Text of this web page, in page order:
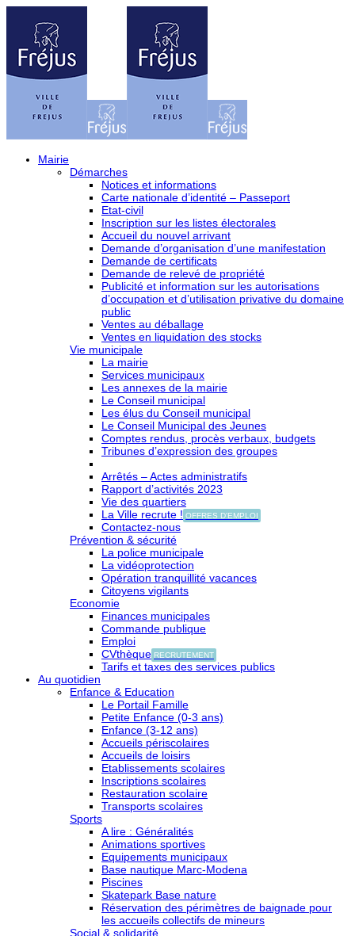
Mairie
Démarches
Notices et informations
Carte nationale d’identité – Passeport
Etat-civil
Inscription sur les listes électorales
Accueil du nouvel arrivant
Demande d’organisation d’une manifestation
Demande de certificats
Demande de relevé de propriété
Publicité et information sur les autorisations
d’occupation et d’utilisation privative du domaine
public
Ventes au déballage
Ventes en liquidation des stocks
Vie municipale
La mairie
Services municipaux
Les annexes de la mairie
Le Conseil municipal
Les élus du Conseil municipal
Le Conseil Municipal des Jeunes
Comptes rendus, procès verbaux, budgets
Tribunes d’expression des groupes
Arrêtés – Actes administratifs
Rapport d’activités 2023
Vie des quartiers
La Ville recrute ! OFFRES D'EMPLOI
Contactez-nous
Prévention & sécurité
La police municipale
La vidéoprotection
Opération tranquillité vacances
Citoyens vigilants
Economie
Finances municipales
Commande publique
Emploi
CVthèque RECRUTEMENT
Tarifs et taxes des services publics
Au quotidien
Enfance & Education
Le Portail Famille
Petite Enfance (0-3 ans)
Enfance (3-12 ans)
Accueils périscolaires
Accueils de loisirs
Etablissements scolaires
Inscriptions scolaires
Restauration scolaire
Transports scolaires
Sports
A lire : Généralités
Animations sportives
Equipements municipaux
Base nautique Marc-Modena
Piscines
Skatepark Base nature
Réservation des périmètres de baignade pour
les accueils collectifs de mineurs
Social & solidarité